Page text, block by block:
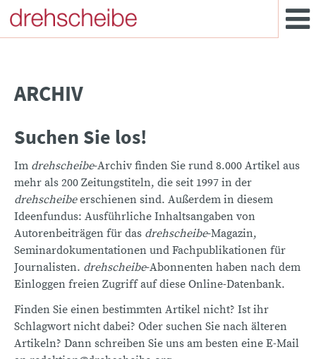
ARCHIV
Suchen Sie los!
Im drehscheibe-Archiv finden Sie rund 8.000 Artikel aus
mehr als 200 Zeitungstiteln, die seit 1997 in der
drehscheibeerschienen sind. Außerdem in diesem
Ideenfundus: Ausführliche Inhaltsangaben von
Autorenbeiträgen für das drehscheibe-Magazin,
Seminardokumentationen und Fachpublikationen für
Journalisten. drehscheibe-Abonnenten haben nach dem
Einloggen freien Zugriff auf diese Online-Datenbank.
Finden Sie einen bestimmten Artikel nicht? Ist ihr
Schlagwort nicht dabei? Oder suchen Sie nach älteren
Artikeln? Dann schreiben Sie uns am besten eine E-Mail